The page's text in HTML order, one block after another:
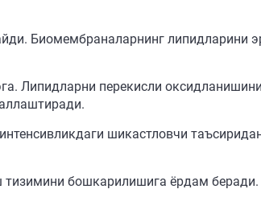
Биомембраналарнинг липидларини
Липидларни перекисли
шикастловчи
бошкарилишига ёрдам